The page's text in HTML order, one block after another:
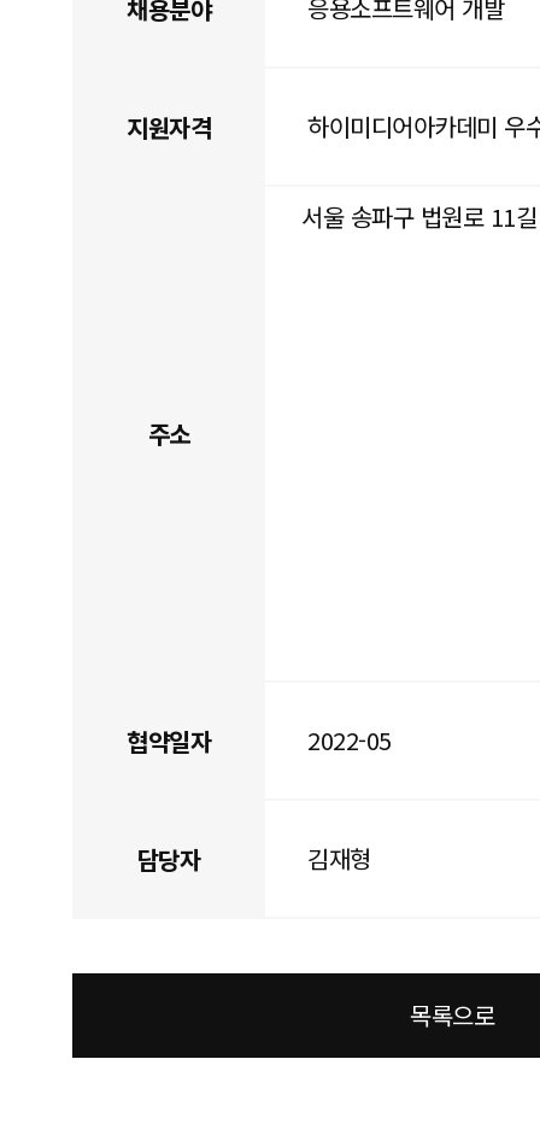
채용분야 응용소프트웨어 개발
지원자격 하이미디어아카데미 우
주소
서울 송파구 법원로 11
협약일자 2022-05
담당자 김재형
목록으로